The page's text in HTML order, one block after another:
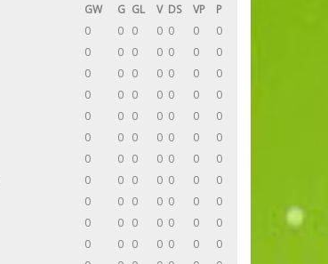
GW G GL V DS VP
P
0 0 0 0 0 0
0
0 0 0 0 0 0
0
0 0 0 0 0 0
0
0 0 0 0 0 0
0
0 0 0 0 0 0
0
0 0 0 0 0 0
0
0 0 0 0 0 0
0
0 0 0 0 0 0
0
0 0 0 0 0 0
0
0 0 0 0 0 0
0
0 0 0 0 0 0
0